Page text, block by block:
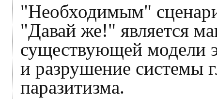
"Необходимым"
"Давай же!" является
существующей модели
и разрушение системы
паразитизма.